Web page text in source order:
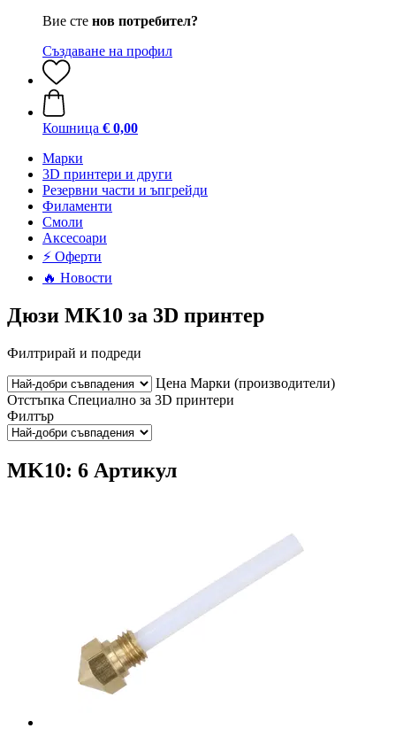
Вие сте нов потребител?
Създаване на профил
Кошница € 0,00
Mарки
3D принтери и други
Резервни части и ъпгрейди
Филаменти
Смоли
Аксесоари
⚡ Оферти
🔥 Новости
Дюзи MK10 за 3D принтер
Филтрирай и подреди
Цена Марки (производители)
Отстъпка Специално за 3D принтери
Филтър
MK10: 6 Артикул